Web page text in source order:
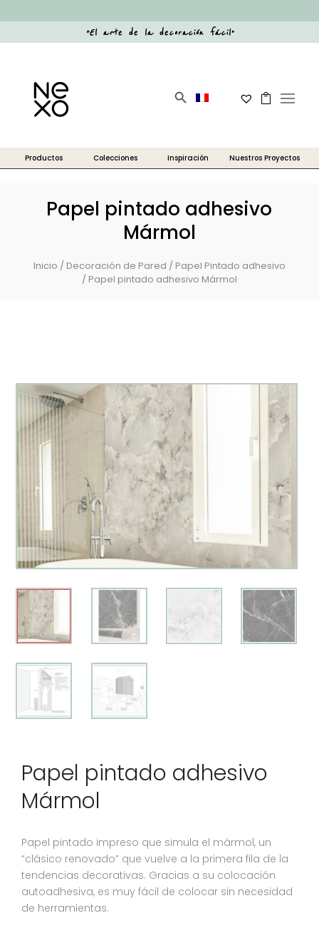
“El arte de la decoración fácil”
Papel pintado adhesivo
Mármol
Inicio / Decoración de Pared / Papel Pintado adhesivo
/ Papel pintado adhesivo Mármol
Papel pintado adhesivo
Mármol
Papel pintado impreso que simula el mármol, un
“clásico renovado” que vuelve a la primera fila de la
tendencias decorativas. Gracias a su colocación
autoadhesiva, es muy fácil de colocar sin necesidad
de herramientas.